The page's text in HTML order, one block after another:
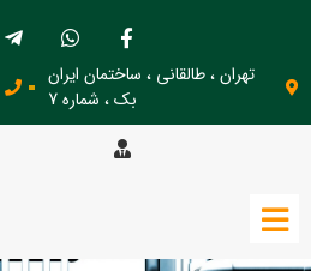
تهران ، طالقانی ، ساختمان ایران
بک ، شماره 7